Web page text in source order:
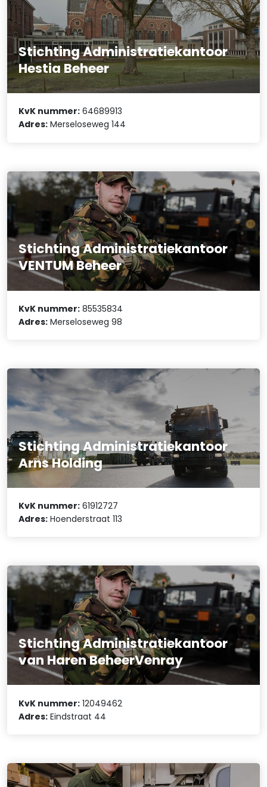
Stichting Administratiekantoor
Hestia Beheer
KvK nummer: 64689913
Adres: Merseloseweg 144
Stichting Administratiekantoor
VENTUM Beheer
KvK nummer: 85535834
Adres: Merseloseweg 98
Stichting Administratiekantoor
Arns Holding
KvK nummer: 61912727
Adres: Hoenderstraat 113
Stichting Administratiekantoor
van Haren BeheerVenray
KvK nummer: 12049462
Adres: Eindstraat 44